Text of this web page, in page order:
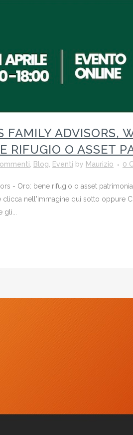
FAMILY ADVISORS,
RIFUGIO O ASSET
Blog Eventi by Maurizio 0
- Oro: bene rifugio o asset
clicca nell'immagine qui sotto oppure